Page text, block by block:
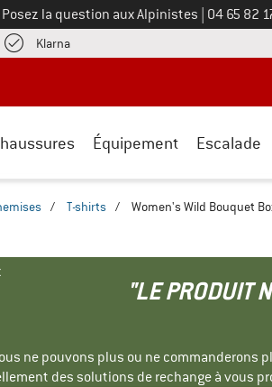
Posez la question aux Alpinistes Appelez-
04 65 82
KlarnaTrouve les informations de paiement
Équipement Escalade
/ T-shirts / Women's Wild Bouquet
"LE PRODUIT
ne pouvons plus ou ne commanderons
des solutions de rechange à vous